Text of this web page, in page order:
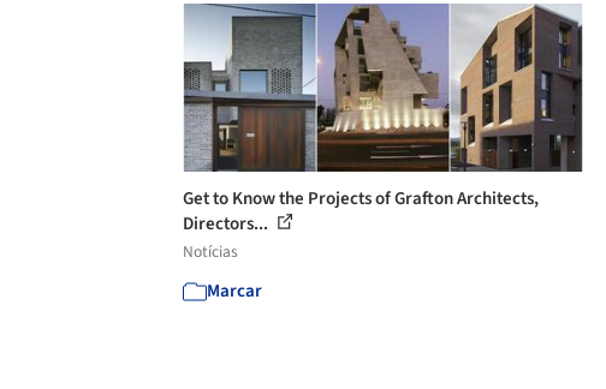
Get to Know the Projects of Grafton Architects,
Directors...
Notícias
Marcar